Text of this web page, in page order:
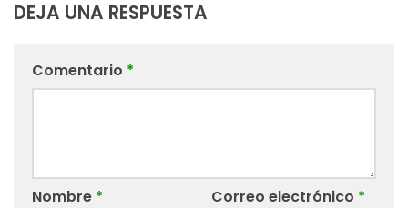
DEJA UNA RESPUESTA
Comentario *
Nombre * Correo electrónico *